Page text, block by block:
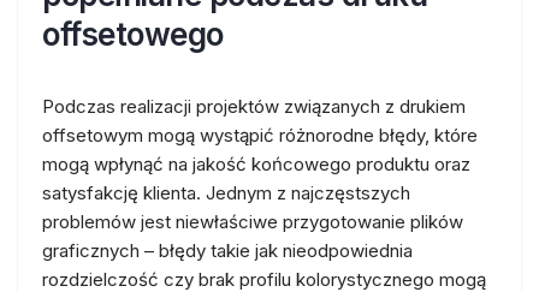
offsetowego
Podczas realizacji projektów związanych z drukiem
offsetowym mogą wystąpić różnorodne błędy, które
mogą wpłynąć na jakość końcowego produktu oraz
satysfakcję klienta. Jednym z najczęstszych
problemów jest niewłaściwe przygotowanie plików
graficznych – błędy takie jak nieodpowiednia
rozdzielczość czy brak profilu kolorystycznego mogą